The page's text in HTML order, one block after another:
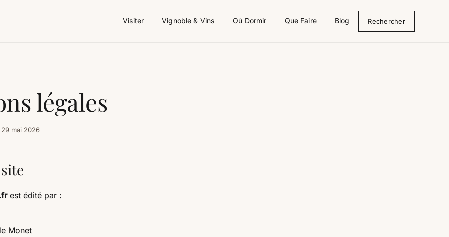
Visiter Vignoble & Vins Où Dormir Que Faire Blog Rechercher
légales
mai 2026
est édité par :
Monet